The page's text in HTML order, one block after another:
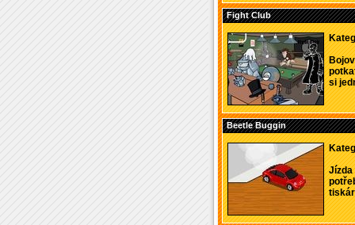
Fight Club
si
Beetle Buggin
Jízda